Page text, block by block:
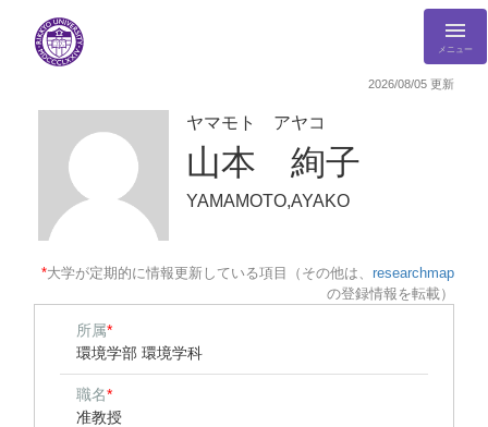
メニュー
2026/08/05 更新
ヤマモト アヤコ
山本 絢子
YAMAMOTO,AYAKO
*大学が定期的に情報更新している項目（その他は、 researchmap
の登録情報を転載）
所属*
環境学部 環境学科
職名*
准教授